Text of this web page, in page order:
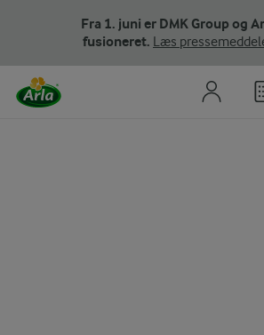
Fra 1. juni er DMK Group og
fusioneret. Læs